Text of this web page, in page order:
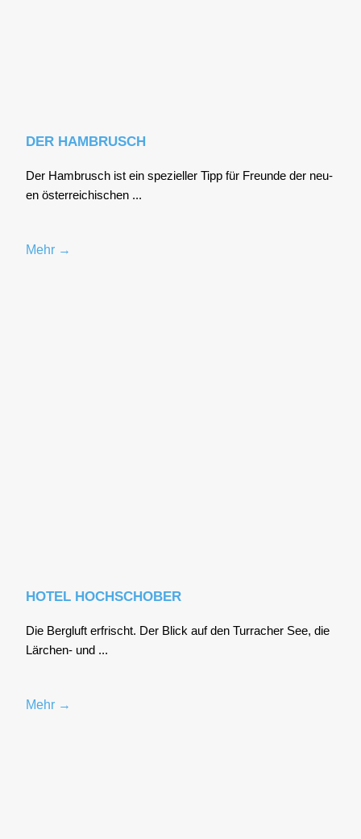
DER HAMBRUSCH
Der Ham­brusch ist ein spe­zi­el­ler Tipp für Freun­de der neu­
en öster­rei­chi­schen ...
Mehr →
HOTEL HOCHSCHOBER
Die Berg­luft erfrischt. Der Blick auf den Tur­ra­cher See, die
Lär­chen- und ...
Mehr →